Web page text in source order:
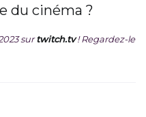
du cinéma ?
surtwitch.tv ! Regardez-le